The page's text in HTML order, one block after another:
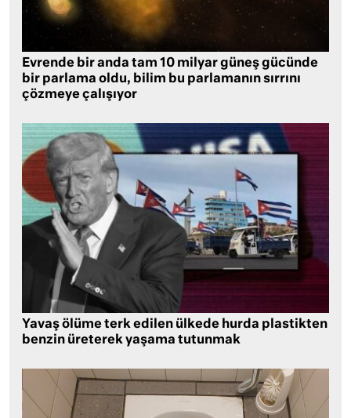
Evrende bir anda tam 10 milyar güneş gücünde
bir parlama oldu, bilim bu parlamanın sırrını
çözmeye çalışıyor
Yavaş ölüme terk edilen ülkede hurda plastikten
benzin üreterek yaşama tutunmak